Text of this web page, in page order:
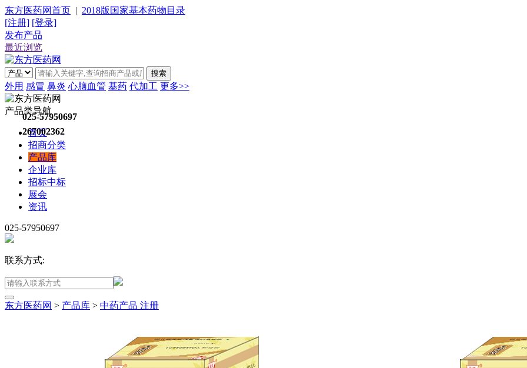
东方医药网首页 | 2018版国家基本药物目录
[注册] [登录]
发布产品
最近浏览
搜索
外用 感冒 鼻炎 心脑血管 基药 代加工 更多>>
025-57950697
267002362
产品类导航
首页
招商分类
产品库
企业库
招标中标
展会
资讯
025-57950697
联系方式:
东方医药网 > 产品库 > 中药产品 注册